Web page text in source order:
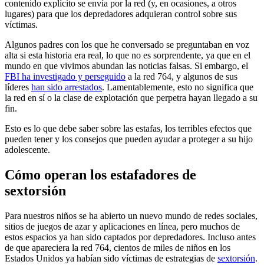
contenido explícito se envía por la red (y, en ocasiones, a otros
lugares) para que los depredadores adquieran control sobre sus
víctimas.
Algunos padres con los que he conversado se preguntaban en voz
alta si esta historia era real, lo que no es sorprendente, ya que en el
mundo en que vivimos abundan las noticias falsas. Si embargo, el
FBI ha investigado y perseguido a la red 764, y algunos de sus
líderes han sido arrestados. Lamentablemente, esto no significa que
la red en sí o la clase de explotación que perpetra hayan llegado a su
fin.
Esto es lo que debe saber sobre las estafas, los terribles efectos que
pueden tener y los consejos que pueden ayudar a proteger a su hijo
adolescente.
Cómo operan los estafadores de
sextorsión
Para nuestros niños se ha abierto un nuevo mundo de redes sociales,
sitios de juegos de azar y aplicaciones en línea, pero muchos de
estos espacios ya han sido captados por depredadores. Incluso antes
de que apareciera la red 764, cientos de miles de niños en los
Estados Unidos ya habían sido víctimas de estrategias de sextorsión.